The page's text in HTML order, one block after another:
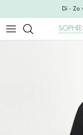
Di - Zo